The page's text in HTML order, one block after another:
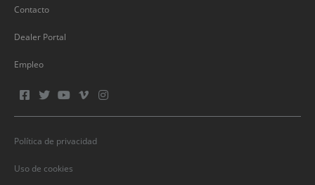
Contacto
Dealer Portal
Empleo
Política de privacidad
Uso de cookies